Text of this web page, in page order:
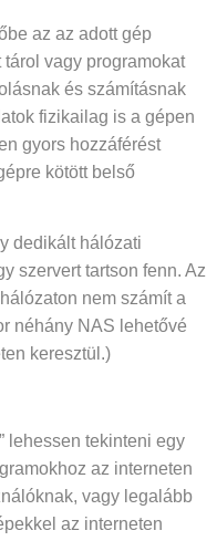
az az adott gép
vagy programokat
és számításnak
fizikailag is a gépen
gyors hozzáférést
kötött belső
dedikált hálózati
szervert tartson fenn. Az
nem számít a
néhány NAS lehetővé
keresztül.)
lehessen tekinteni egy
az interneten
vagy legalább
az interneten